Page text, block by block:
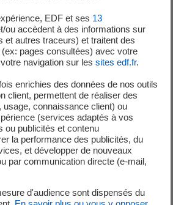
remarquables
très bonne isolation couplée à
étanchéité à l'air. Le choix a été
une approche bioclimatique
des apports naturels.
chauffage et de rafraîchissement
qui tire parti de l'inertie thermique
EDF et ses 13
ou accèdent à des informations sur
et autres traceurs) et traitent des
pages consultées) avec votre
navigation sur les sites edf.fr.
enrichies des données de nos outils
client, permettent de réaliser des
connaissance client) ou
(services adaptés à vos
ou publicités et contenu
la performance des publicités, du
et développer de nouveaux
par communication directe (e-mail,
d'audience sont dispensés du